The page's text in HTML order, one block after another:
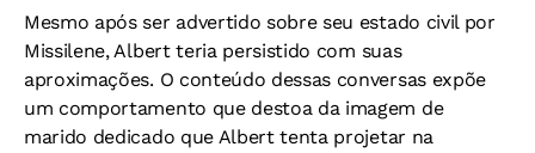
Mesmo após ser advertido sobre seu estado civil por
Missilene, Albert teria persistido com suas
aproximações. O conteúdo dessas conversas expõe
um comportamento que destoa da imagem de
marido dedicado que Albert tenta projetar na